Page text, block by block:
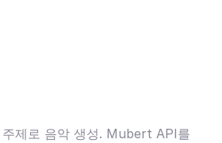
제로 음악 생성. Mubert API를